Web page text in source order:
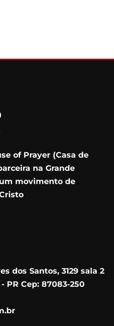
of Prayer (Casa de
na Grande
movimento de
dos Santos, 3129 sala 2
PR Cep: 87083-250